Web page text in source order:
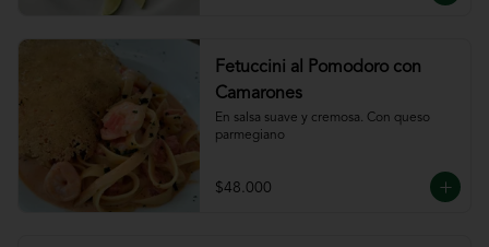
Fetuccini al Pomodoro con
Camarones
En salsa suave y cremosa. Con queso
parmegiano
$48.000